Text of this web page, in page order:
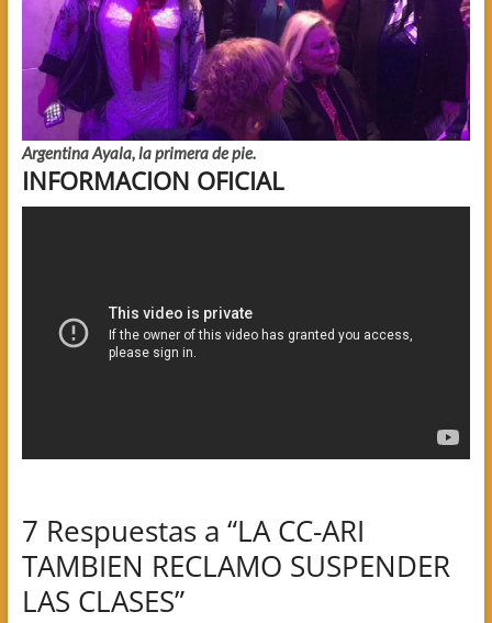
Argentina Ayala, la primera de pie.
INFORMACION OFICIAL
7 Respuestas a “LA CC-ARI
TAMBIEN RECLAMO SUSPENDER
LAS CLASES”